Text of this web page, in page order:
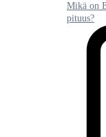
Mikä on
pituus?